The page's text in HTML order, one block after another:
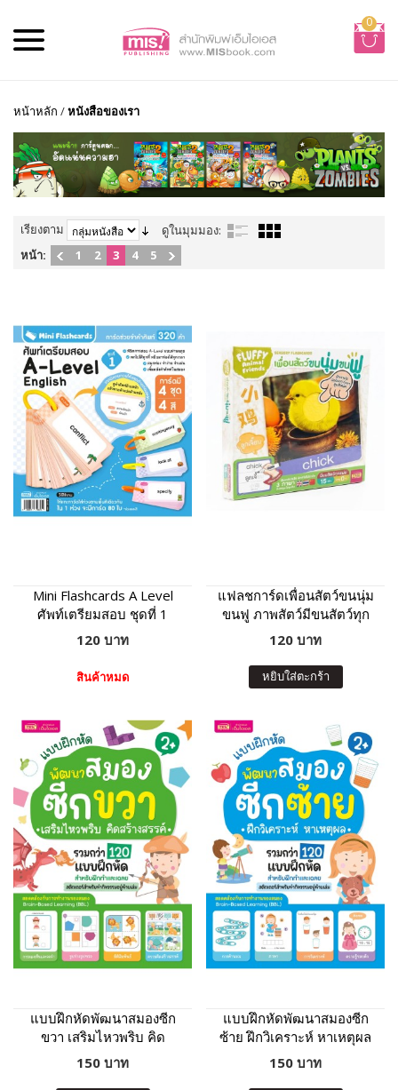
0
หน้าหลัก /หนังสือของเรา
เรียงตาม
ดูในมุมมอง:
หน้า:
1 2 3 4 5
Mini Flashcards A Level
ศัพท์เตรียมสอบ ชุดที่ 1
120 บาท
สินค้าหมด
แฟลชการ์ดเพื่อนสัตว์ขนนุ่ม
ขนฟู ภาพสัตว์มีขนสัตว์ทุก
แผ่น พร้อมคำศัพท์ 3 ภาษา
ฝึกเขียนได้
120 บาท
หยิบใส่ตะกร้า
แบบฝึกหัดพัฒนาสมองซีก
ขวา เสริมไหวพริบ คิด
สร้างสรรค์
150 บาท
แบบฝึกหัดพัฒนาสมองซีก
ซ้าย ฝึกวิเคราะห์ หาเหตุผล
150 บาท